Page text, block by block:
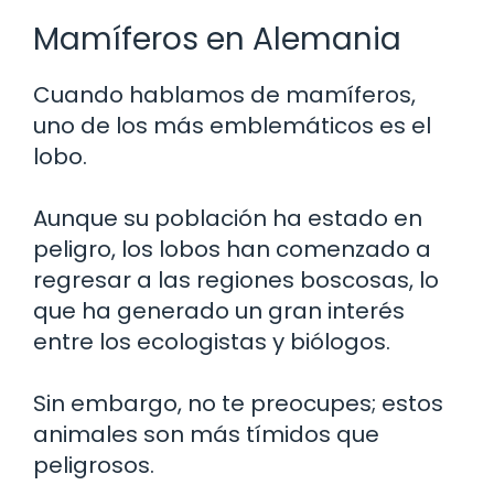
Mamíferos en Alemania
Cuando hablamos de mamíferos,
uno de los más emblemáticos es el
lobo.
Aunque su población ha estado en
peligro, los lobos han comenzado a
regresar a las regiones boscosas, lo
que ha generado un gran interés
entre los ecologistas y biólogos.
Sin embargo, no te preocupes; estos
animales son más tímidos que
peligrosos.